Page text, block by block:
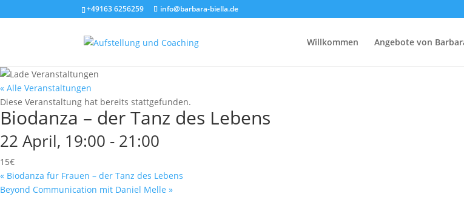
+49163 6256259 info@barbara-biella.de
Willkommen Angebote von
« Alle Veranstaltungen
Diese Veranstaltung hat bereits stattgefunden.
Biodanza – der Tanz des Lebens
22 April, 19:00 - 21:00
15€
« Biodanza für Frauen – der Tanz des Lebens
Beyond Communication mit Daniel Melle »